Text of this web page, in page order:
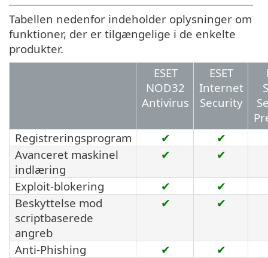
Tabellen nedenfor indeholder oplysninger om
funktioner, der er tilgængelige i de enkelte
produkter.
ESET
NOD32
Antivirus
ESET
Internet
Security
Registreringsprogram
✔
✔
Avanceret maskinel
indlæring
✔ ✔
Exploit-blokering ✔
✔
Beskyttelse mod
scriptbaserede
angreb
✔ ✔
Anti-Phishing ✔
✔